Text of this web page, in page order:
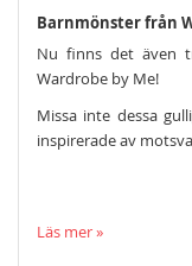
Barnmönster från
Nu finns det även
Wardrobe by Me!
Missa inte dessa
inspirerade av
Läs mer »